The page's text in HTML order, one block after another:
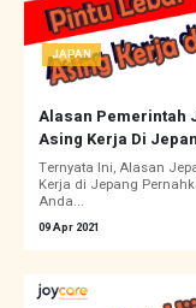
JAPAN
Alasan Pemerintah
Asing Kerja Di
Ternyata Ini, Alasan
Kerja di Jepang
Anda...
09 Apr 2021